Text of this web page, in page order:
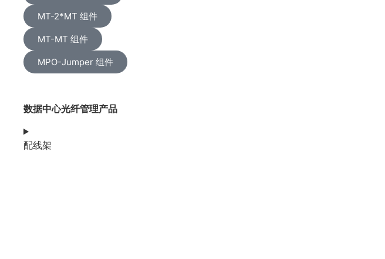
MT-2*MT 组件
MT-MT 组件
MPO-Jumper 组件
数据中心光纤管理产品
配线架